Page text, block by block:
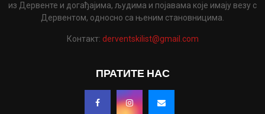
из Дервенте и догађајима, људима и појавама које имају везу с
Дервентом, односно са њеним становницима.
Контакт: derventskilist@gmail.com
ПРАТИТЕ НАС